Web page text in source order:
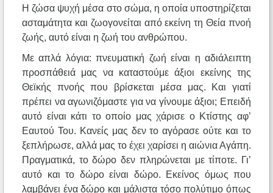
Η ζώσα ψυχή μέσα στο σώμα, η οποία υποστηρίζεται
ασταμάτητα και ζωογονείται από εκείνη τη Θεία πνοή
ζωής, αυτό είναι η ζωή του ανθρώπου.
Με απλά λόγια: πνευματική ζωή είναι η αδιάλειπτη
προσπάθειά μας να καταστούμε άξιοι εκείνης της
Θεϊκής πνοής που βρίσκεται μέσα μας. Και γιατί
πρέπει να αγωνιζόμαστε για να γίνουμε άξιοι; Επειδή
αυτό είναι κάτι το οποίο μας χάρισε ο Κτίστης αφ’
Εαυτού Του. Κανείς μας δεν το αγόρασε ούτε και το
ξεπλήρωσε, αλλά μας το έχει χαρίσει η αιώνια Αγάπη.
Πραγματικά, το δώρο δεν πληρώνεται με τίποτε. Γι’
αυτό και το δώρο είναι δώρο. Εκείνος όμως που
λαμβάνει ένα δώρο και μάλιστα τόσο πολύτιμο όπως